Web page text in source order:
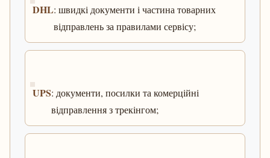
DHL: швидкі документи і частина товарних
відправлень за правилами сервісу;
UPS: документи, посилки та комерційні
відправлення з трекінгом;